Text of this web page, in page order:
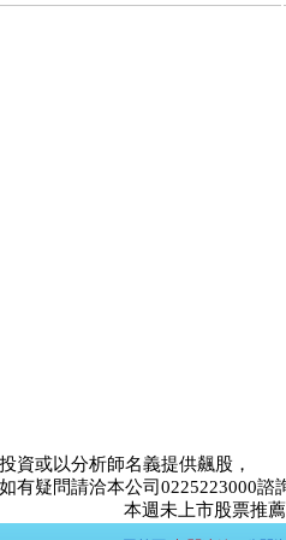
資或以分析師名義提供飆股，
有疑問請洽本公司0225223000諮
本週未上市股票推薦